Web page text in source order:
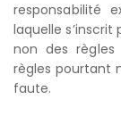
responsabilité
laquelle
non des règles
règles pourtant
faute.